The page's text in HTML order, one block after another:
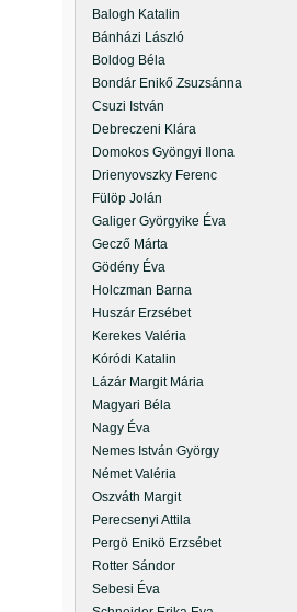
Balogh Katalin
Bánházi László
Boldog Béla
Bondár Enikő Zsuzsánna
Csuzi István
Debreczeni Klára
Domokos Gyöngyi Ilona
Drienyovszky Ferenc
Fülöp Jolán
Galiger Györgyike Éva
Gecző Márta
Gödény Éva
Holczman Barna
Huszár Erzsébet
Kerekes Valéria
Kóródi Katalin
Lázár Margit Mária
Magyari Béla
Nagy Éva
Nemes István György
Német Valéria
Oszváth Margit
Perecsenyi Attila
Pergö Enikö Erzsébet
Rotter Sándor
Sebesi Éva